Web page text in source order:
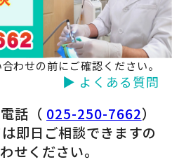
わせの前にご確認ください。
▶ よくある質問
話（ 025-250-7662）
即日ご相談できますの
せください。